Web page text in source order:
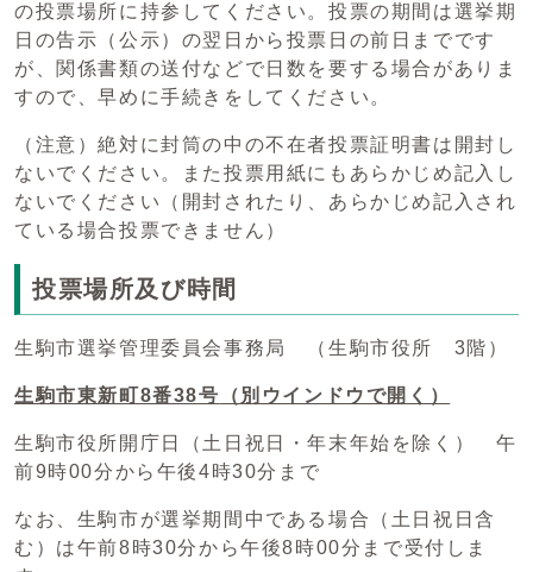
の投票場所に持参してください。投票の期間は選挙期
日の告示（公示）の翌日から投票日の前日までです
が、関係書類の送付などで日数を要する場合がありま
すので、早めに手続きをしてください。
（注意）絶対に封筒の中の不在者投票証明書は開封し
ないでください。また投票用紙にもあらかじめ記入し
ないでください（開封されたり、あらかじめ記入され
ている場合投票できません）
投票場所及び時間
生駒市選挙管理委員会事務局 （生駒市役所 3階）
生駒市東新町8番38号 （別ウインドウで開く）
生駒市役所開庁日（土日祝日・年末年始を除く） 午
前9時00分から午後4時30分まで
なお、生駒市が選挙期間中である場合（土日祝日含
む）は午前8時30分から午後8時00分まで受付しま